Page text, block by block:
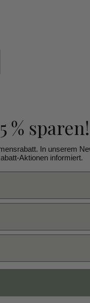
% sparen!
In unserem
Aktionen informiert.